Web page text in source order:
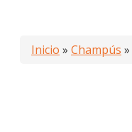
Inicio » Champús »